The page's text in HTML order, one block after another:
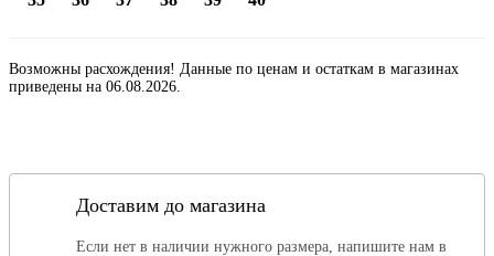
Возможны расхождения! Данные по ценам и остаткам в магазинах
приведены на 06.08.2026.
Доставим до магазина
Если нет в наличии нужного размера, напишите нам в